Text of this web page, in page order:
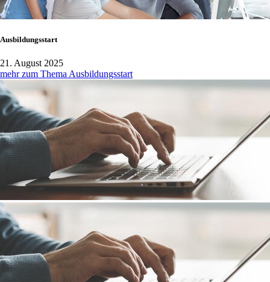
Ausbildungsstart
21. August 2025
mehr zum Thema Ausbildungsstart